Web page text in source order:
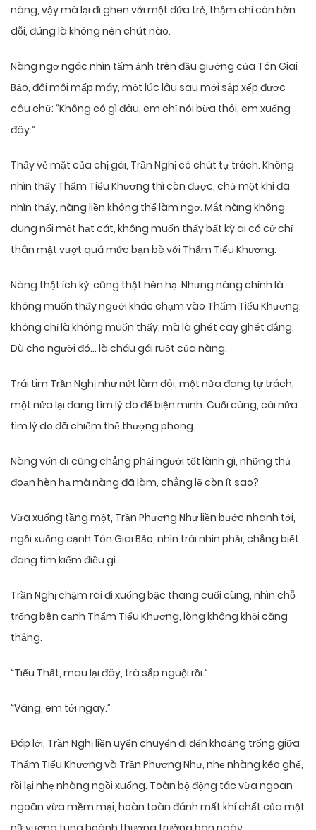
nàng, vậy mà lại đi ghen với một đứa trẻ, thậm chí còn hờn
dỗi, đúng là không nên chút nào.
Nàng ngơ ngác nhìn tấm ảnh trên đầu giường của Tôn Giai
Bảo, đôi môi mấp máy, một lúc lâu sau mới sắp xếp được
câu chữ: “Không có gì đâu, em chỉ nói bừa thôi, em xuống
đây.”
Thấy vẻ mặt của chị gái, Trần Nghị có chút tự trách. Không
nhìn thấy Thẩm Tiểu Khương thì còn được, chứ một khi đã
nhìn thấy, nàng liền không thể làm ngơ. Mắt nàng không
dung nổi một hạt cát, không muốn thấy bất kỳ ai có cử chỉ
thân mật vượt quá mức bạn bè với Thẩm Tiểu Khương.
Nàng thật ích kỷ, cũng thật hèn hạ. Nhưng nàng chính là
không muốn thấy người khác chạm vào Thẩm Tiểu Khương,
không chỉ là không muốn thấy, mà là ghét cay ghét đắng.
Dù cho người đó… là cháu gái ruột của nàng.
Trái tim Trần Nghị như nứt làm đôi, một nửa đang tự trách,
một nửa lại đang tìm lý do để biện minh. Cuối cùng, cái nửa
tìm lý do đã chiếm thế thượng phong.
Nàng vốn dĩ cũng chẳng phải người tốt lành gì, những thủ
đoạn hèn hạ mà nàng đã làm, chẳng lẽ còn ít sao?
Vừa xuống tầng một, Trần Phương Như liền bước nhanh tới,
ngồi xuống cạnh Tôn Giai Bảo, nhìn trái nhìn phải, chẳng biết
đang tìm kiếm điều gì.
Trần Nghị chậm rãi đi xuống bậc thang cuối cùng, nhìn chỗ
trống bên cạnh Thẩm Tiểu Khương, lòng không khỏi căng
thẳng.
“Tiểu Thất, mau lại đây, trà sắp nguội rồi.”
“Vâng, em tới ngay.”
Đáp lời, Trần Nghị liền uyển chuyển đi đến khoảng trống giữa
Thẩm Tiểu Khương và Trần Phương Như, nhẹ nhàng kéo ghế,
rồi lại nhẹ nhàng ngồi xuống. Toàn bộ động tác vừa ngoan
ngoãn vừa mềm mại, hoàn toàn đánh mất khí chất của một